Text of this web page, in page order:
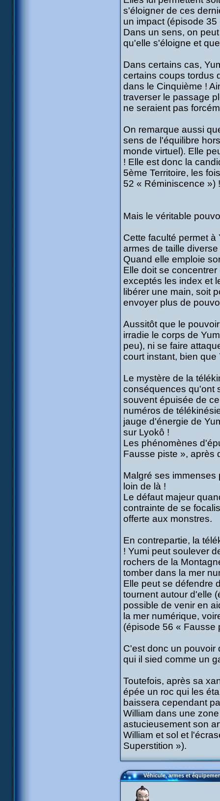
s'éloigner de ces
un impact (épisode
Dans un sens, on
qu'elle s'éloigne et
Dans certains cas,
certains coups tordus
dans le Cinquième !
traverser le passage
ne seraient pas
On remarque aussi
sens de l'équilibre
monde virtuel). Elle
! Elle est donc la
5ème Territoire, les
52 « Réminiscence ») !
Mais le véritable
Cette faculté permet
armes de taille
Quand elle emploie
Elle doit se
exceptés les index et
libérer une main, soit
envoyer plus de
Aussitôt que le
irradie le corps de
peu), ni se faire
court instant, bien
Le mystère de la
conséquences qu'ont
souvent épuisée de
numéros de
jauge d'énergie de
sur Lyokô !
Les phénomènes
Fausse piste », après
Malgré ses immenses
loin de là !
Le défaut majeur
contrainte de se
offerte aux monstres.
En contrepartie, la
! Yumi peut soulever
rochers de la
tomber dans la mer
Elle peut se défendre
tournent autour d'elle
possible de venir en
la mer numérique,
(épisode 56 « Fausse
C'est donc un pouvoir
qui il sied comme un
Toutefois, après sa
épée un roc qui les
baissera cependant
William dans une
astucieusement son
William et sol et
Superstition »).
Véhicule, armes et